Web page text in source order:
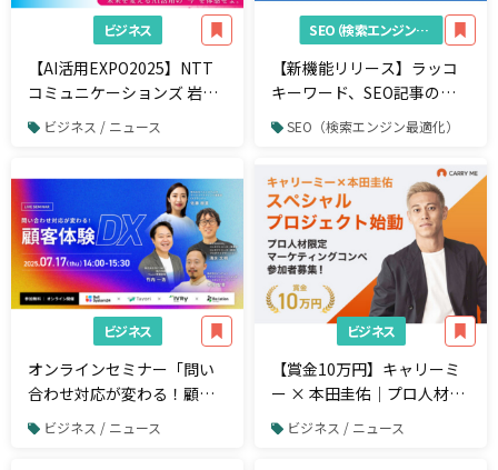
ビジネス
【AI活用EXPO2025】NTT
コミュニケーションズ 岩瀬
義昌氏、富士通 西本 伸一
氏、LINEヤフー 加藤 敏之
（JAL）山脇 学氏の追加登
壇が決定！
ビジネス / ニュース
SEO（検索エンジン最適化）
【新機能リリース】ラッコ
キーワード、SEO記事の草
案をAIで自動生成する「記
事本文生成（AI）」を無料
SEO（検索エンジン最適化）
ビジネス
オンラインセミナー「問い
合わせ対応が変わる！顧客
体験DX」を7月17日（木）
ビジネス / ニュース
ビジネス
【賞金10万円】キャリーミ
ー × 本田圭佑｜プロ人材向
けマーケティングコンペ開
ビジネス / ニュース